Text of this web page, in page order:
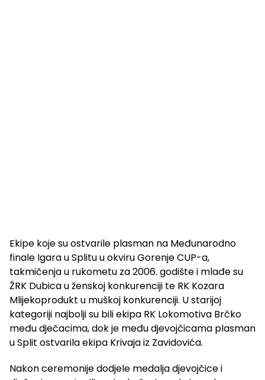
Ekipe koje su ostvarile plasman na Međunarodno
finale Igara u Splitu u okviru Gorenje CUP-a,
takmičenja u rukometu za 2006. godište i mlađe su
ŽRK Dubica u ženskoj konkurenciji te RK Kozara
Mlijekoprodukt u muškoj konkurenciji. U starijoj
kategoriji najbolji su bili ekipa RK Lokomotiva Brčko
među dječacima, dok je među djevojčicama plasman
u Split ostvarila ekipa Krivaja iz Zavidovića.
Nakon ceremonije dodjele medalja djevojčice i